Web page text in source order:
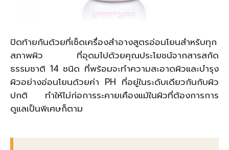
ปิดท้ายกันด้วยที่เช็ดเครื่องสำอางสูตรอ่อนโยนสำหรับทุก
สภาพผิว ที่อุดมไปด้วยคุณประโยชน์จากสารสกัด
ธรรมชาติ 14 ชนิด ที่พร้อมจะทำความสะอาดผิวและบำรุง
ผิวอย่างอ่อนโยนด้วยค่า PH ที่อยู่ในระดับเดียวกันกับผิว
ปกติ ทำให้ไม่ก่อการระคายเคืองแม้ในผิวที่ต้องการการ
ดูแลเป็นพิเศษก็ตาม